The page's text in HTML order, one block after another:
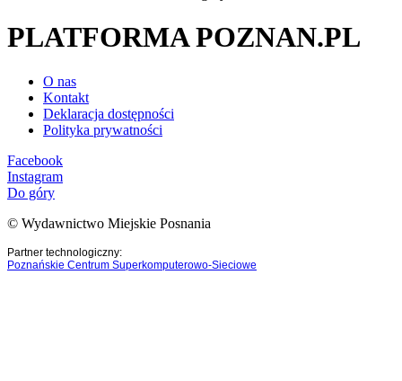
PLATFORMA POZNAN.PL
O nas
Kontakt
Deklaracja dostępności
Polityka prywatności
Facebook
Instagram
Do góry
© Wydawnictwo Miejskie Posnania
Partner technologiczny:
Poznańskie Centrum Superkomputerowo-Sieciowe